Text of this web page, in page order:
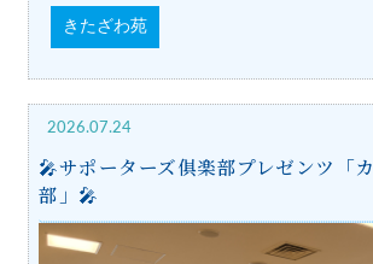
きたざわ苑
2026.07.24
🎤サポーターズ俱楽部プレゼンツ「
部」🎤